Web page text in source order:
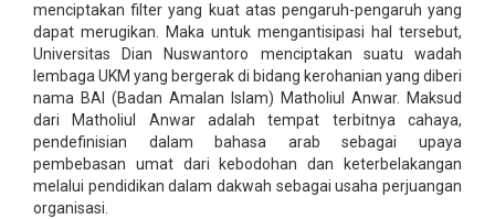
menciptakan filter yang kuat atas pengaruh-pengaruh yang
dapat merugikan. Maka untuk mengantisipasi hal tersebut,
Universitas Dian Nuswantoro menciptakan suatu wadah
lembaga UKM yang bergerak di bidang kerohanian yang diberi
nama BAI (Badan Amalan Islam) Matholiul Anwar. Maksud
dari Matholiul Anwar adalah tempat terbitnya cahaya,
pendefinisian dalam bahasa arab sebagai upaya
pembebasan umat dari kebodohan dan keterbelakangan
melalui pendidikan dalam dakwah sebagai usaha perjuangan
organisasi.